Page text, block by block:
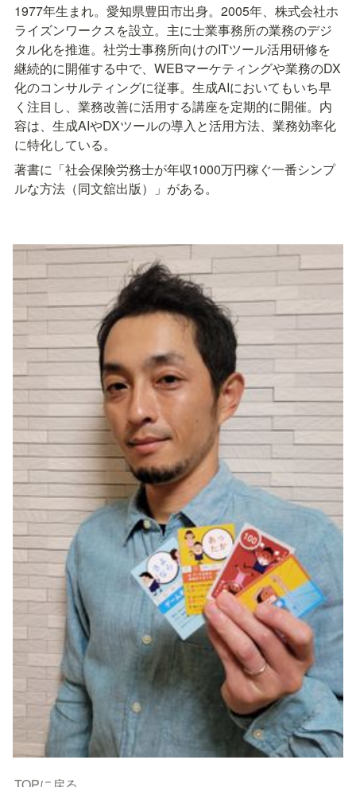
1977年生まれ。愛知県豊田市出身。2005年、株式会社ホ
ライズンワークスを設立。主に士業事務所の業務のデジ
タル化を推進。社労士事務所向けのITツール活用研修を
継続的に開催する中で、WEBマーケティングや業務のDX
化のコンサルティングに従事。生成AIにおいてもいち早
く注目し、業務改善に活用する講座を定期的に開催。内
容は、生成AIやDXツールの導入と活用方法、業務効率化
に特化している。
著書に「社会保険労務士が年収1000万円稼ぐ一番シンプ
ルな方法（同文舘出版）」がある。